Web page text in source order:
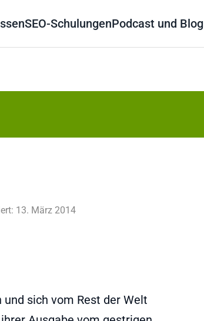
SEO-SchulungenPodcast und Blog
13. März 2014
sich vom Rest der Welt